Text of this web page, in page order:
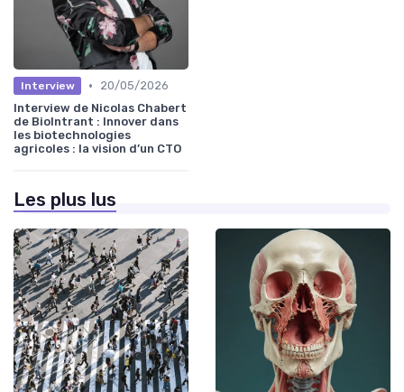
Interview •
20/05/2026
Interview de Nicolas Chabert
de BioIntrant : Innover dans
les biotechnologies
agricoles : la vision d’un CTO
Les plus lus